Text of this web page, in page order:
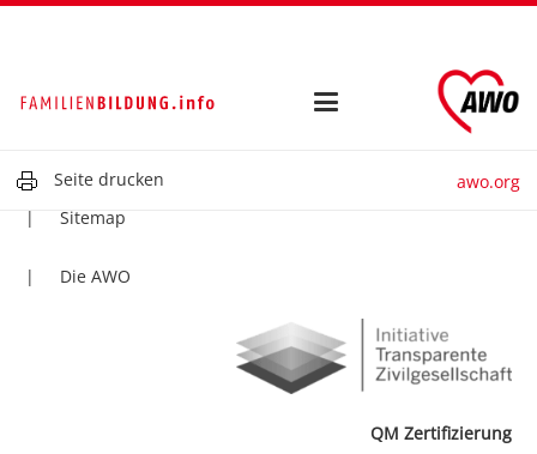
Seite drucken awo.org
Impressum
Sitemap
Die AWO
QM Zertifizierung